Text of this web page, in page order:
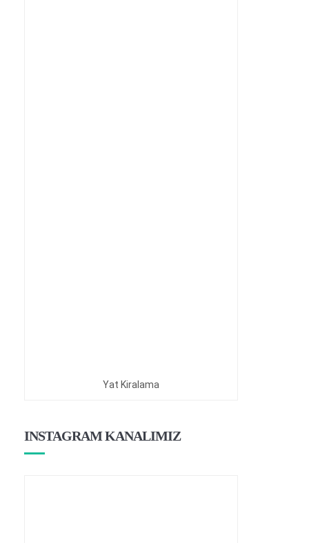
Yat Kiralama
INSTAGRAM KANALIMIZ